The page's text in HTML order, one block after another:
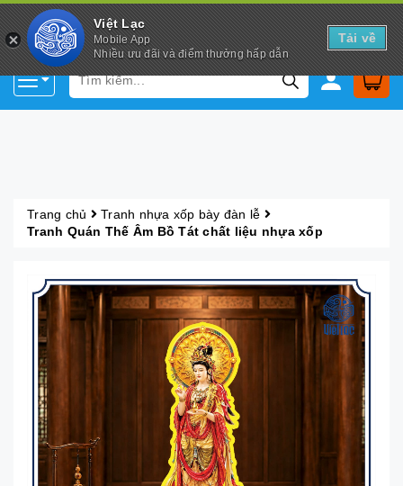
Việt Lạc
Mobile App
Nhiều ưu đãi và điểm thưởng hấp dẫn
Tải về
Trang chủ
Tranh nhựa xốp bày đàn lễ
Tranh Quán Thế Âm Bồ Tát chất liệu nhựa xốp